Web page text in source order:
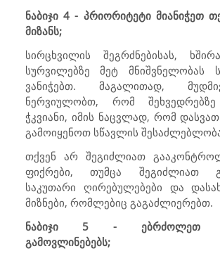
ნაბიჯი 4 - პრიორიტეტი მიანიჭეთ
მიზანს;
სირცხვილის შეგრძნებისას,
სურვილებზე მეტ მნიშვნელობას
ვანიჭებთ. მაგალითად,
ნერვიულობთ, რომ
ჭკვიანი, იმის ნაცვლად, რომ
გამოიყენოთ სწავლის
თქვენ არ შეგიძლიათ
ფიქრები, თუმცა შეგიძლიათ
საკუთარი ღირებულებები და
მიზნები, რომლებიც გაგაძლიერებთ.
ნაბიჯი 5 - ებრძოლეთ
გამოვლინებებს;